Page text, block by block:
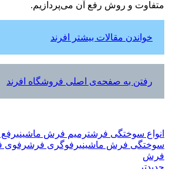
متفاوت و روش رفع آن می‌پردازیم.
خواندن مقالات بیشتر افرند
رفتن به صفحه‌ی اصلی فروشگاه افرند
انواع سوختگی فرشترمیم فرش ماشینی
سوختگی فرش ماشینیرفوگری فرشرفوی
فرش
جدیدتر